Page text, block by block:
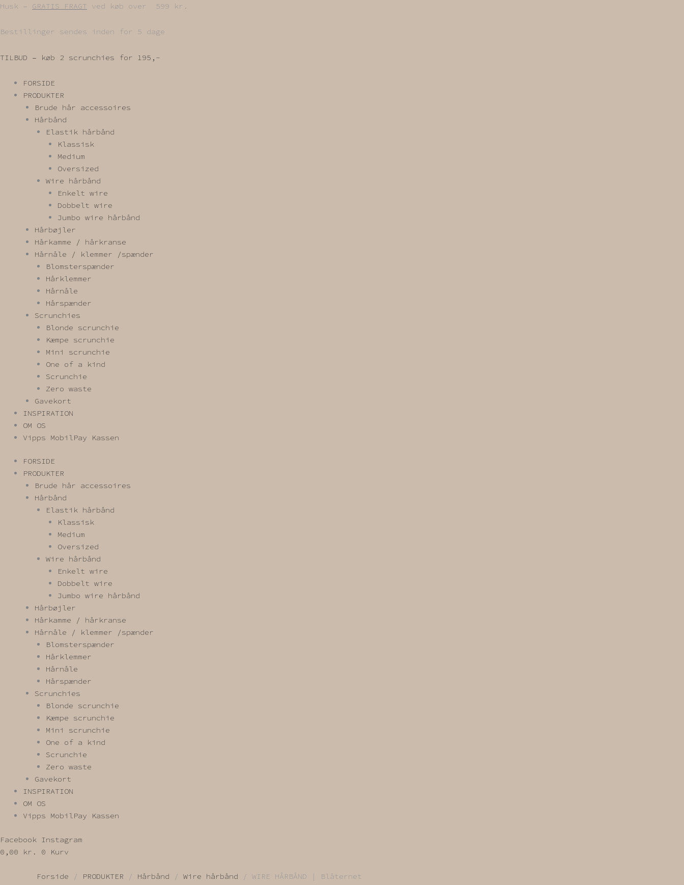
Gå
indholdet
Husk – GRATIS FRAGT ved køb over 599 kr.
Bestillinger sendes inden for 5 dage
TILBUD – køb 2 scrunchies for 195,-
FORSIDE
PRODUKTER
Brude hår accessoires
Hårbånd
Elastik hårbånd
Klassisk
Medium
Oversized
Wire hårbånd
Enkelt wire
Dobbelt wire
Jumbo wire hårbånd
Hårbøjler
Hårkamme / hårkranse
Hårnåle / klemmer /spænder
Blomsterspænder
Hårklemmer
Hårnåle
Hårspænder
Scrunchies
Blonde scrunchie
Kæmpe scrunchie
Mini scrunchie
One of a kind
Scrunchie
Zero waste
Gavekort
INSPIRATION
OM OS
Vipps MobilPay Kassen
FORSIDE
PRODUKTER
Brude hår accessoires
Hårbånd
Elastik hårbånd
Klassisk
Medium
Oversized
Wire hårbånd
Enkelt wire
Dobbelt wire
Jumbo wire hårbånd
Hårbøjler
Hårkamme / hårkranse
Hårnåle / klemmer /spænder
Blomsterspænder
Hårklemmer
Hårnåle
Hårspænder
Scrunchies
Blonde scrunchie
Kæmpe scrunchie
Mini scrunchie
One of a kind
Scrunchie
Zero waste
Gavekort
INSPIRATION
OM OS
Vipps MobilPay Kassen
Facebook Instagram
0,00
kr. 0 Kurv
Forside / PRODUKTER / Hårbånd / Wire hårbånd / WIRE HÅRBÅND | Blåternet